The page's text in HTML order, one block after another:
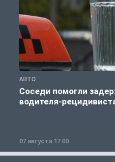
АВТО
Соседи помогли
водителя-
07 августа 17:00